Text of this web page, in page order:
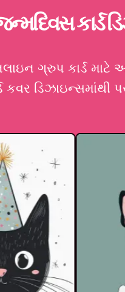
કાર્ડ
ગ્રુપ કાર્ડ માટે
કવર ડિઝાઇન્સમાંથી